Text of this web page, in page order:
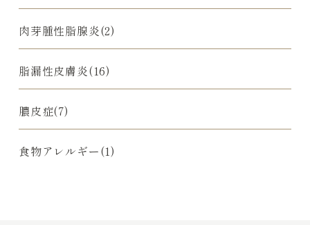
肉芽腫性脂腺炎(2)
脂漏性皮膚炎(16)
膿皮症(7)
食物アレルギー(1)